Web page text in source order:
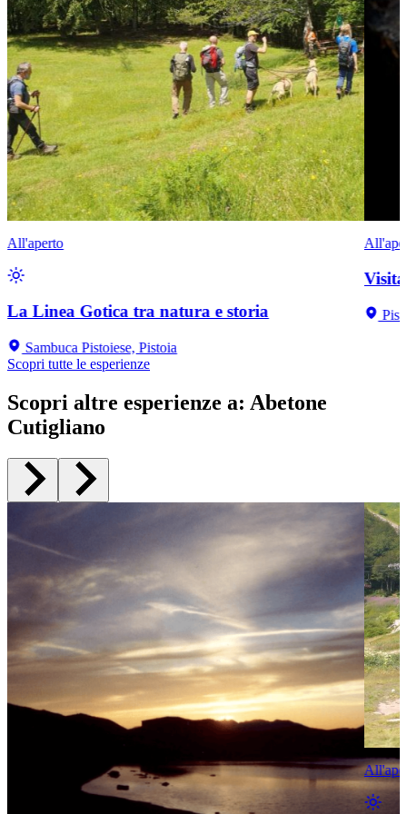
All'aperto
La Linea Gotica tra natura e storia
Sambuca Pistoiese, Pistoia
Scopri tutte le esperienze
Scopri altre esperienze a: Abetone
Cutigliano